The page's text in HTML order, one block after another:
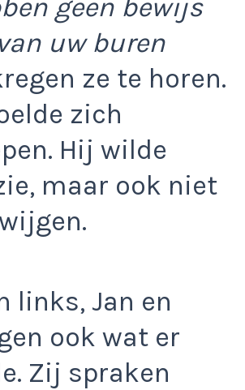
geen bewijs
uw buren
ze te horen.
zich
Hij wilde
maar ook niet
links, Jan en
ook wat er
Zij spraken